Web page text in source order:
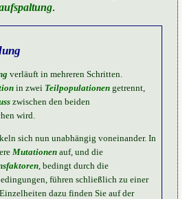
.
verläuft in mehreren Schritten.
in zwei Teilpopulationengetrennt,
zwischen den beiden
wird.
sich nun unabhängig voneinander. In
Mutationenauf, und die
, bedingt durch die
führen schließlich zu einer
dazu finden Sie auf der